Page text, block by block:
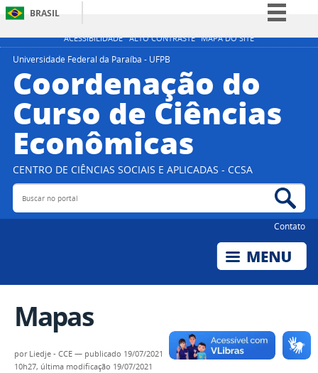
ACESSIBILIDADE ALTO CONTRASTE MAPA DO SITE
BRASIL
Simplifique!
Participe
Acesso à informação
Legislação
Universidade Federal da Paraíba - UFPB
Coordenação do
Curso de Ciências
Econômicas
CENTRO DE CIÊNCIAS SOCIAIS E APLICADAS - CCSA
Buscar no portal
Contato
Mapas
por Liedje - CCE — publicado 19/07/2021
10h27, última modificação 19/07/2021